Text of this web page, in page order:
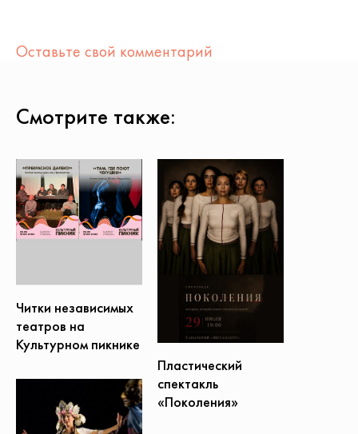
Оставьте свой комментарий
Смотрите также:
Читки независимых
театров на
Культурном пикнике
Пластический
спектакль
«Поколения»